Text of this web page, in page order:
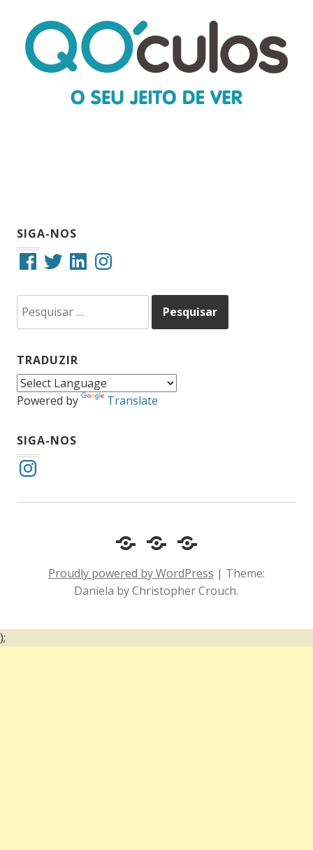
SIGA-NOS
FacebookTwitterLinkedInInstagram
por:
TRADUZIR
Powered by Translate
SIGA-NOS
Instagram
Cotidiano
Comportamento
Inclusão
e
Acessibilidade
Diário
um
surdo
Proudly powered by WordPress | Theme:
Daniela by Christopher Crouch.
);